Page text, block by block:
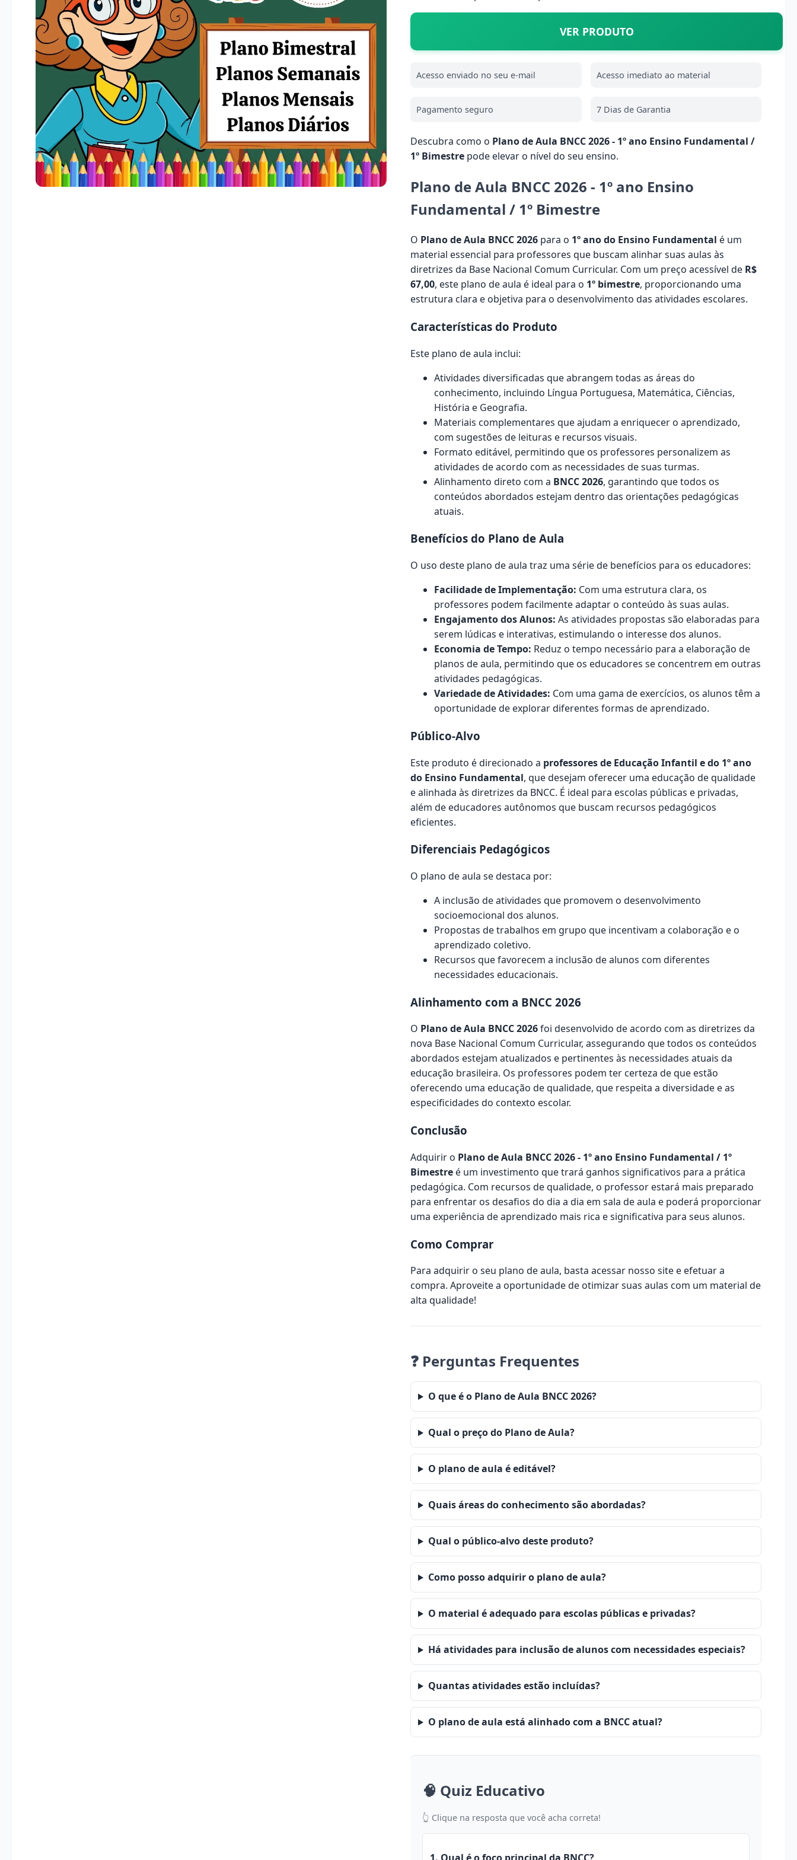
VER PRODUTO
Acesso enviado no seu e-mail Acesso imediato ao material
Pagamento seguro 7 Dias de Garantia
Descubra como o Plano de Aula BNCC 2026 - 1º ano Ensino Fundamental /
1º Bimestre pode elevar o nível do seu ensino.
Plano de Aula BNCC 2026 - 1º ano Ensino
Fundamental / 1º Bimestre
O Plano de Aula BNCC 2026 para o 1º ano do Ensino Fundamental é um
material essencial para professores que buscam alinhar suas aulas às
diretrizes da Base Nacional Comum Curricular. Com um preço acessível de R$
67,00, este plano de aula é ideal para o 1º bimestre, proporcionando uma
estrutura clara e objetiva para o desenvolvimento das atividades escolares.
Características do Produto
Este plano de aula inclui:
Atividades diversificadas que abrangem todas as áreas do
conhecimento, incluindo Língua Portuguesa, Matemática, Ciências,
História e Geografia.
Materiais complementares que ajudam a enriquecer o aprendizado,
com sugestões de leituras e recursos visuais.
Formato editável, permitindo que os professores personalizem as
atividades de acordo com as necessidades de suas turmas.
Alinhamento direto com a BNCC 2026, garantindo que todos os
conteúdos abordados estejam dentro das orientações pedagógicas
atuais.
Benefícios do Plano de Aula
O uso deste plano de aula traz uma série de benefícios para os educadores:
Facilidade de Implementação: Com uma estrutura clara, os
professores podem facilmente adaptar o conteúdo às suas aulas.
Engajamento dos Alunos: As atividades propostas são elaboradas para
serem lúdicas e interativas, estimulando o interesse dos alunos.
Economia de Tempo: Reduz o tempo necessário para a elaboração de
planos de aula, permitindo que os educadores se concentrem em outras
atividades pedagógicas.
Variedade de Atividades: Com uma gama de exercícios, os alunos têm a
oportunidade de explorar diferentes formas de aprendizado.
Público-Alvo
Este produto é direcionado a professores de Educação Infantil e do 1º ano
do Ensino Fundamental, que desejam oferecer uma educação de qualidade
e alinhada às diretrizes da BNCC. É ideal para escolas públicas e privadas,
além de educadores autônomos que buscam recursos pedagógicos
eficientes.
Diferenciais Pedagógicos
O plano de aula se destaca por:
A inclusão de atividades que promovem o desenvolvimento
socioemocional dos alunos.
Propostas de trabalhos em grupo que incentivam a colaboração e o
aprendizado coletivo.
Recursos que favorecem a inclusão de alunos com diferentes
necessidades educacionais.
Alinhamento com a BNCC 2026
O Plano de Aula BNCC 2026foi desenvolvido de acordo com as diretrizes da
nova Base Nacional Comum Curricular, assegurando que todos os conteúdos
abordados estejam atualizados e pertinentes às necessidades atuais da
educação brasileira. Os professores podem ter certeza de que estão
oferecendo uma educação de qualidade, que respeita a diversidade e as
especificidades do contexto escolar.
Conclusão
Adquirir o Plano de Aula BNCC 2026 - 1º ano Ensino Fundamental / 1º
Bimestre é um investimento que trará ganhos significativos para a prática
pedagógica. Com recursos de qualidade, o professor estará mais preparado
para enfrentar os desafios do dia a dia em sala de aula e poderá proporcionar
uma experiência de aprendizado mais rica e significativa para seus alunos.
Como Comprar
Para adquirir o seu plano de aula, basta acessar nosso site e efetuar a
compra. Aproveite a oportunidade de otimizar suas aulas com um material de
alta qualidade!
❓ Perguntas Frequentes
O que é o Plano de Aula BNCC 2026?
Qual o preço do Plano de Aula?
O plano de aula é editável?
Quais áreas do conhecimento são abordadas?
Qual o público-alvo deste produto?
Como posso adquirir o plano de aula?
O material é adequado para escolas públicas e privadas?
Há atividades para inclusão de alunos com necessidades especiais?
Quantas atividades estão incluídas?
O plano de aula está alinhado com a BNCC atual?
🧠 Quiz Educativo
👆 Clique na resposta que você acha correta!